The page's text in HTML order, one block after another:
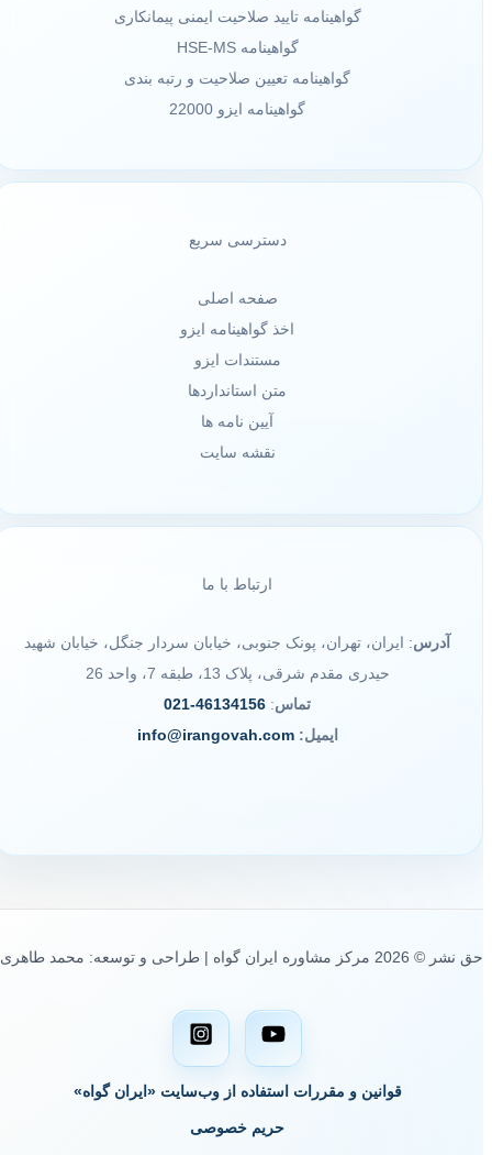
گواهینامه تایید صلاحیت ایمنی پیمانکاری
گواهینامه HSE-MS
گواهینامه تعیین صلاحیت و رتبه بندی
گواهینامه ایزو 22000
دسترسی سریع
صفحه اصلی
اخذ گواهینامه ایزو
مستندات ایزو
متن استانداردها
آیین نامه ها
نقشه سایت
ارتباط با ما
آدرس: ایران، تهران، پونک جنوبی، خیابان سردار جنگل، خیابان شهید
حیدری مقدم شرقی، پلاک 13، طبقه 7، واحد 26
تماس:
46134156-021
ایمیل: info@irangovah.com
حق نشر © 2026 مرکز مشاوره ایران گواه | طراحی و توسعه: محمد طاهری
قوانین و مقررات استفاده از وب‌سایت «ایران گواه»
حریم خصوصی